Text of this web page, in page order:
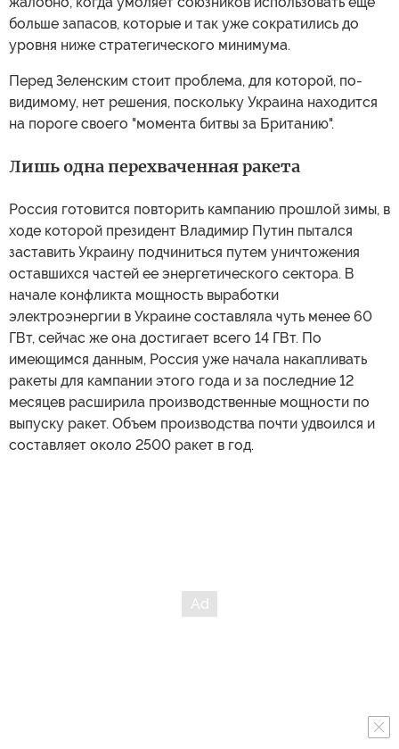
больше запасов, которые и так уже сократились до
уровня ниже стратегического минимума.
Перед Зеленским стоит проблема, для которой, по-
видимому, нет решения, поскольку Украина находится
на пороге своего "момента битвы за Британию".
Лишь одна перехваченная ракета
Россия готовится повторить кампанию прошлой зимы, в
ходе которой президент Владимир Путин пытался
заставить Украину подчиниться путем уничтожения
оставшихся частей ее энергетического сектора. В
начале конфликта мощность выработки
электроэнергии в Украине составляла чуть менее 60
ГВт, сейчас же она достигает всего 14 ГВт. По
имеющимся данным, Россия уже начала накапливать
ракеты для кампании этого года и за последние 12
месяцев расширила производственные мощности по
выпуску ракет. Объем производства почти удвоился и
составляет около 2500 ракет в год.